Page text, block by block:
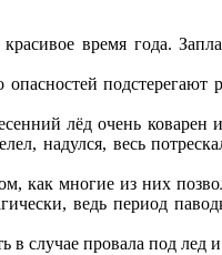
время года.
опасностей
лёд очень коварен
надулся, весь
как многие из них
ведь период
в случае провала под